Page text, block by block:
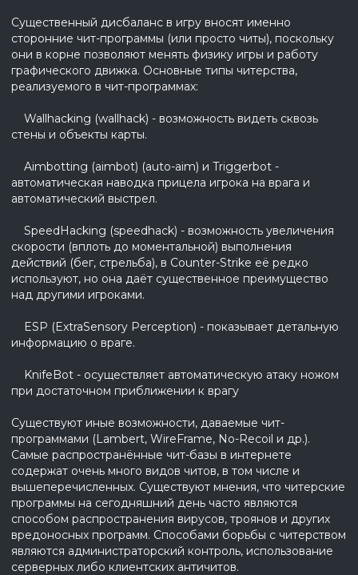
Существенный дисбаланс в игру вносят именно
сторонние чит-программы (или просто читы), поскольку
они в корне позволяют менять физику игры и работу
графического движка. Основные типы читерства,
реализуемого в чит-программах:
Wallhacking (wallhack) - возможность видеть сквозь
стены и объекты карты.
Aimbotting (aimbot) (auto-aim) и Triggerbot -
автоматическая наводка прицела игрока на врага и
автоматический выстрел.
SpeedHacking (speedhack) - возможность увеличения
скорости (вплоть до моментальной) выполнения
действий (бег, стрельба), в Counter-Strike её редко
используют, но она даёт существенное преимущество
над другими игроками.
ESP (ExtraSensory Perception) - показывает детальную
информацию о враге.
KnifeBot - осуществляет автоматическую атаку ножом
при достаточном приближении к врагу
Существуют иные возможности, даваемые чит-
программами (Lambert, WireFrame, No-Recoil и др.).
Самые распространённые чит-базы в интернете
содержат очень много видов читов, в том числе и
вышеперечисленных. Существуют мнения, что читерские
программы на сегодняшний день часто являются
способом распространения вирусов, троянов и других
вредоносных программ. Способами борьбы с читерством
являются администраторский контроль, использование
серверных либо клиентских античитов.